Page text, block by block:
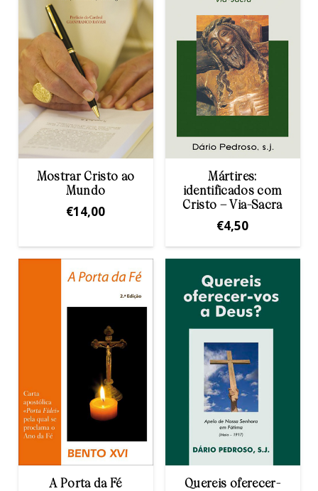
Mostrar Cristo ao
Mundo
€14,00
Mártires:
identificados com
Cristo – Via-Sacra
€4,50
A Porta da Fé
Quereis oferecer-